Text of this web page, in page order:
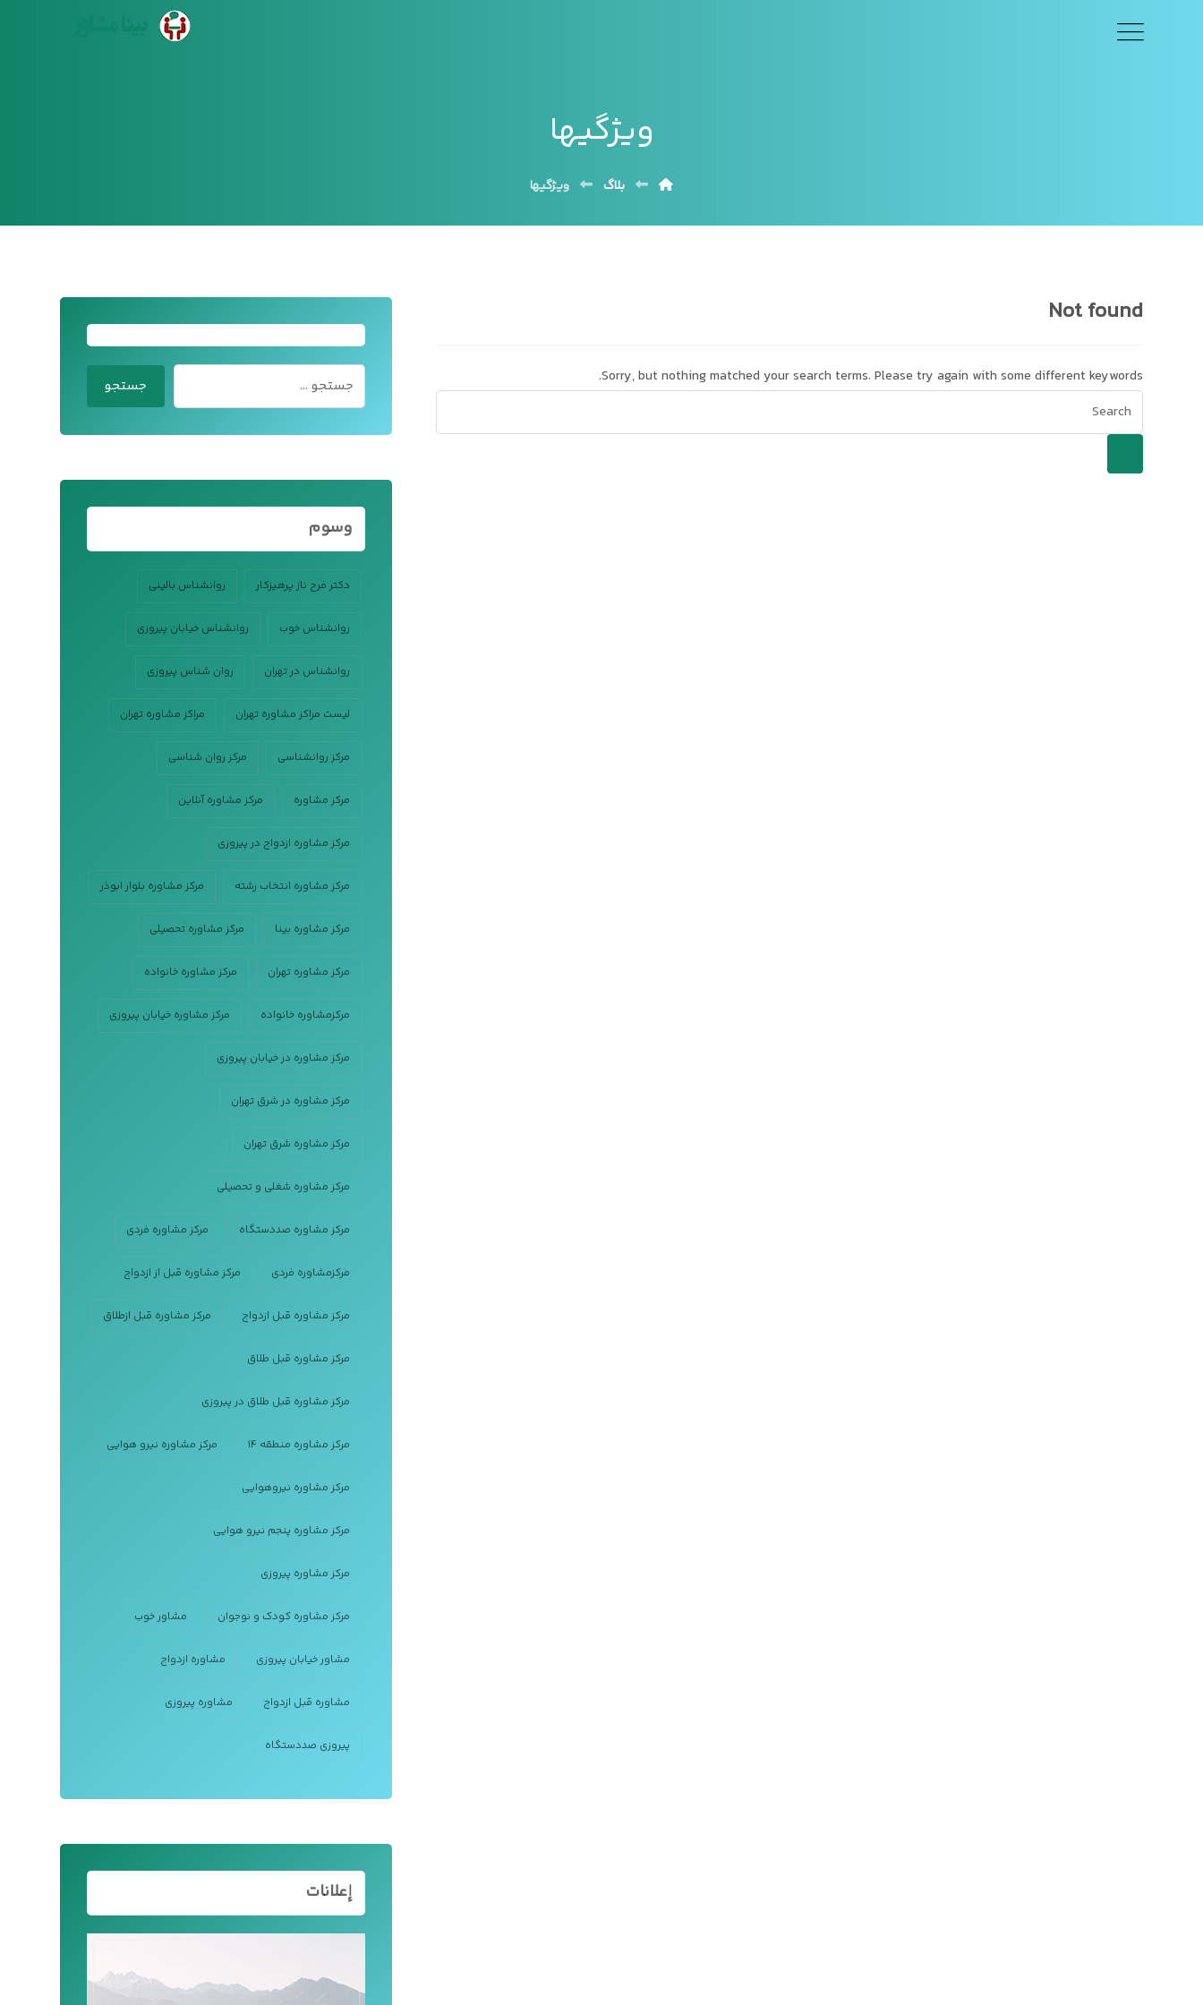
ویژگیها
بلاگ ویژگیها
Not found
Sorry, but nothing matched your search terms. Please try again with some different keywords.
وسوم
دکتر فرح ناز پرهیزکار روانشناس بالینی
روانشناس خوب روانشناس خیابان پیروزی
روانشناس در تهران روان شناس پیروزی
لیست مراکز مشاوره تهران مراکز مشاوره تهران
مرکز روانشناسی مرکز روان شناسی
مرکز مشاوره مرکز مشاوره آنلاین
مرکز مشاوره ازدواج در پیروزی
مرکز مشاوره انتخاب رشته مرکز مشاوره بلوار ابوذر
مرکز مشاوره بینا مرکز مشاوره تحصیلی
مرکز مشاوره تهران مرکز مشاوره خانواده
مرکزمشاوره خانواده مرکز مشاوره خیابان پیروزی
مرکز مشاوره در خیابان پیروزی
مرکز مشاوره در شرق تهران
مرکز مشاوره شرق تهران
مرکز مشاوره شغلی و تحصیلی
مرکز مشاوره صددستگاه مرکز مشاوره فردی
مرکزمشاوره فردی مرکز مشاوره قبل از ازدواج
مرکز مشاوره قبل ازدواج مرکز مشاوره قبل ازطلاق
مرکز مشاوره قبل طلاق
مرکز مشاوره قبل طلاق در پیروزی
مرکز مشاوره منطقه ۱۴ مرکز مشاوره نیرو هوایی
مرکز مشاوره نیروهوایی
مرکز مشاوره پنجم نیرو هوایی
مرکز مشاوره پیروزی
مرکز مشاوره کودک و نوجوان مشاور خوب
مشاور خیابان پیروزی مشاوره ازدواج
مشاوره قبل ازدواج مشاوره پیروزی
پیروزی صددستگاه
إعلانات